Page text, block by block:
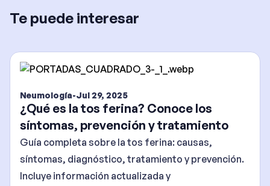
Te puede interesar
Neumología-Jul 29, 2025
¿Qué es la tos ferina? Conoce los
síntomas, prevención y tratamiento
Guía completa sobre la tos ferina: causas,
síntomas, diagnóstico, tratamiento y prevención.
Incluye información actualizada y